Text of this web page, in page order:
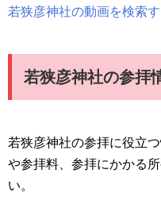
若狭彦神社の動画を検索
若狭彦神社の参拝
若狭彦神社の参拝に役立
や参拝料、参拝にかかる
い。